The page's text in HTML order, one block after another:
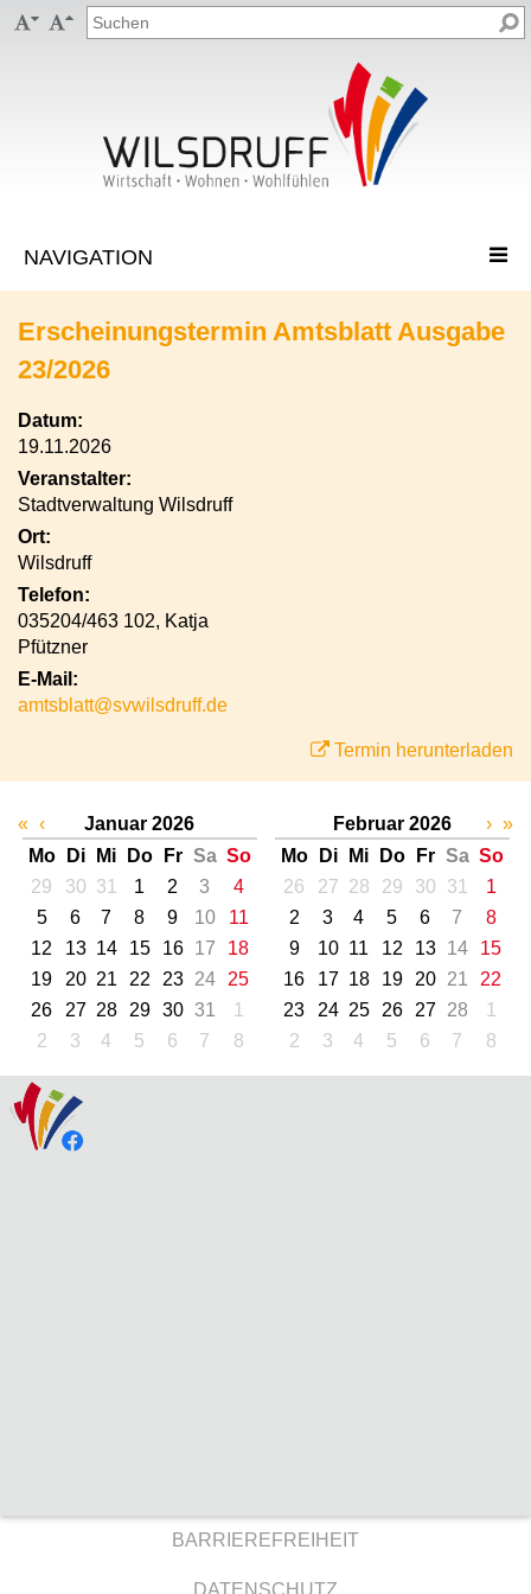
 
Erscheinungstermin Amtsblatt Ausgabe
23/2026
Datum:
19.11.2026
Veranstalter:
Stadtverwaltung Wilsdruff
Ort:
Wilsdruff
Telefon:
035204/463 102, Katja
Pfützner
E-Mail:
amtsblatt@svwilsdruff.de
Termin herunterladen
« ‹
Januar 2026
Mo
Di Mi Do Fr Sa So
29
30 31 1 2 3
4
5
6 7 8 9 10
11
12
13 14 15 16 17
18
19
20 21 22 23 24
25
26
27 28 29 30 31
1
2
3 4 5 6 7 8
Februar 2026
Mo
Di Mi Do Fr Sa So
26
27 28 29 30 31
1
2
3 4 5 6 7
8
9
10 11 12 13 14
15
16
17 18 19 20 21
22
23
24 25 26 27 28
1
2
3 4 5 6 7 8
› »
BARRIEREFREIHEIT
DATENSCHUTZ